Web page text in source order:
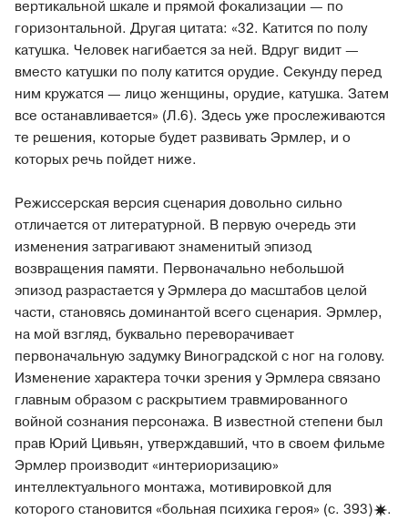
вертикальной шкале и прямой фокализации — по
горизонтальной. Другая цитата: «32. Катится по полу
катушка. Человек нагибается за ней. Вдруг видит —
вместо катушки по полу катится орудие. Секунду перед
ним кружатся — лицо женщины, орудие, катушка. Затем
все останавливается» (Л.6). Здесь уже прослеживаются
те решения, которые будет развивать Эрмлер, и о
которых речь пойдет ниже.
Режиссерская версия сценария довольно сильно
отличается от литературной. В первую очередь эти
изменения затрагивают знаменитый эпизод
возвращения памяти. Первоначально небольшой
эпизод разрастается у Эрмлера до масштабов целой
части, становясь доминантой всего сценария. Эрмлер,
на мой взгляд, буквально переворачивает
первоначальную задумку Виноградской с ног на голову.
Изменение характера точки зрения у Эрмлера связано
главным образом с раскрытием травмированного
войной сознания персонажа. В известной степени был
прав Юрий Цивьян, утверждавший, что в своем фильме
Эрмлер производит «интериоризацию»
интеллектуального монтажа, мотивировкой для
которого становится «больная психика героя» (с. 393) .